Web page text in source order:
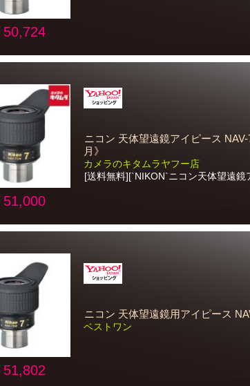
50,724
51,000
ニコン 天体望遠鏡アイピース
月》
カメラのキタムラヤフー店
[送料無料][`NIKON`ニコン天体望遠鏡
51,802
ニコン 天体望遠鏡用アイピース
ベストワン